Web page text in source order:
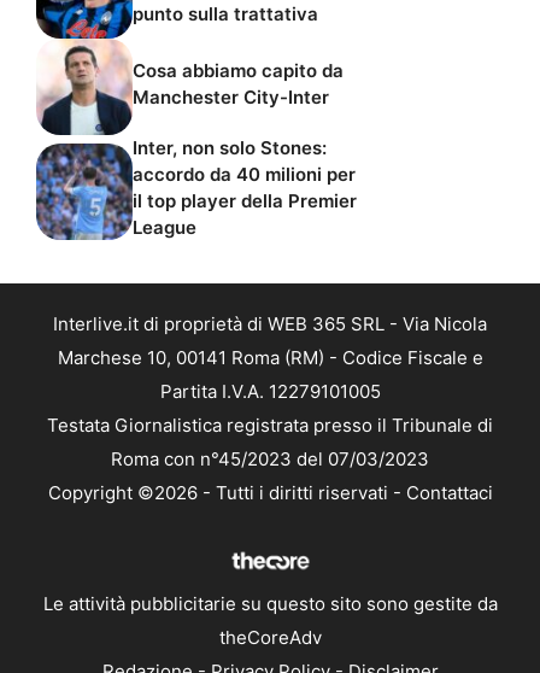
punto sulla trattativa
Cosa abbiamo capito da
Manchester City-Inter
Inter, non solo Stones:
accordo da 40 milioni per
il top player della Premier
League
Interlive.it di proprietà di WEB 365 SRL - Via Nicola
Marchese 10, 00141 Roma (RM) - Codice Fiscale e
Partita I.V.A. 12279101005
Testata Giornalistica registrata presso il Tribunale di
Roma con n°45/2023 del 07/03/2023
Copyright ©2026 - Tutti i diritti riservati - Contattaci
Le attività pubblicitarie su questo sito sono gestite da
theCoreAdv